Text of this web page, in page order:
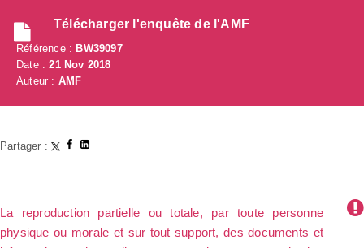
Télécharger l'enquête de l'AMF
Référence : BW39097
Date :21 Nov 2018
Auteur : AMF
Partager :
La reproduction partielle ou totale, par toute personne
physique ou morale et sur tout support, des documents et